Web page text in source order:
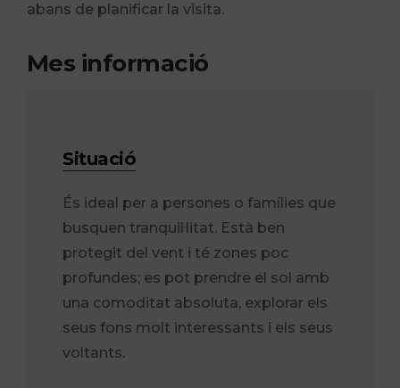
abans de planificar la visita.
Mes informació
Situació
És ideal per a persones o famílies que
busquen tranquil·litat. Està ben
protegit del vent i té zones poc
profundes; es pot prendre el sol amb
una comoditat absoluta, explorar els
seus fons molt interessants i els seus
voltants.